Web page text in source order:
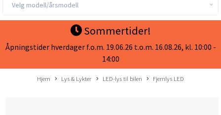
Velg modell/årsmodell
Sommertider!
Åpningstider hverdager f.o.m. 19.06.26 t.o.m. 16.08.26, kl. 10:00 -
14:00
Hjem Lys & Lykter LED-lys til bilen Fjernlys LED